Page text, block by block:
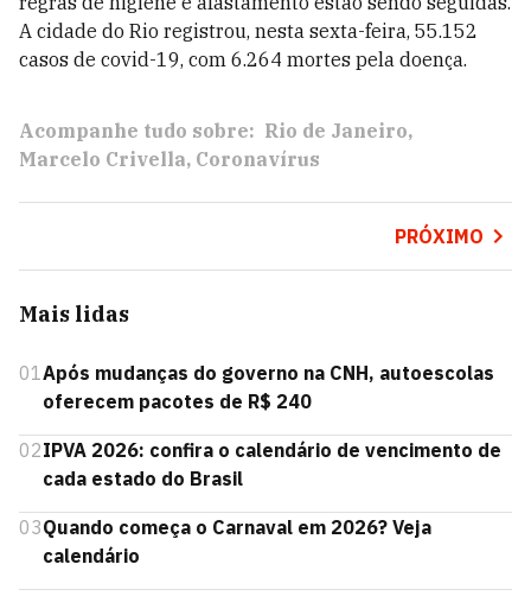
A cidade do Rio registrou, nesta sexta-feira, 55.152
casos de covid-19, com 6.264 mortes pela doença.
Acompanhe tudo sobre: Rio de Janeiro
Marcelo Crivella Coronavírus
PRÓXIMO
Mais lidas
01Após mudanças do governo na CNH, autoescolas
oferecem pacotes de R$ 240
02IPVA 2026: confira o calendário de vencimento de
cada estado do Brasil
03Quando começa o Carnaval em 2026? Veja
calendário